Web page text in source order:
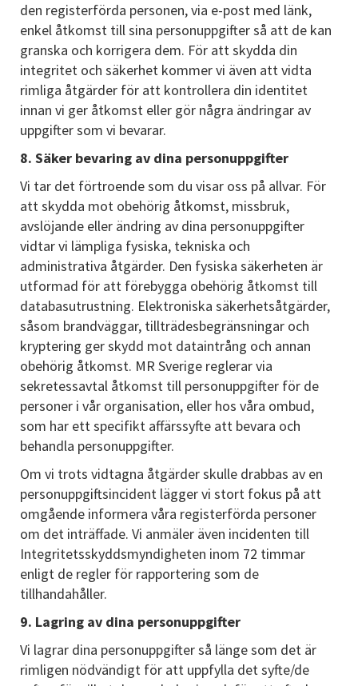
den registerförda personen, via e-post med länk,
enkel åtkomst till sina personuppgifter så att de kan
granska och korrigera dem. För att skydda din
integritet och säkerhet kommer vi även att vidta
rimliga åtgärder för att kontrollera din identitet
innan vi ger åtkomst eller gör några ändringar av
uppgifter som vi bevarar.
8. Säker bevaring av dina personuppgifter
Vi tar det förtroende som du visar oss på allvar. För
att skydda mot obehörig åtkomst, missbruk,
avslöjande eller ändring av dina personuppgifter
vidtar vi lämpliga fysiska, tekniska och
administrativa åtgärder. Den fysiska säkerheten är
utformad för att förebygga obehörig åtkomst till
databasutrustning. Elektroniska säkerhetsåtgärder,
såsom brandväggar, tillträdesbegränsningar och
kryptering ger skydd mot dataintrång och annan
obehörig åtkomst. MR Sverige reglerar via
sekretessavtal åtkomst till personuppgifter för de
personer i vår organisation, eller hos våra ombud,
som har ett specifikt affärssyfte att bevara och
behandla personuppgifter.
Om vi trots vidtagna åtgärder skulle drabbas av en
personuppgiftsincident lägger vi stort fokus på att
omgående informera våra registerförda personer
om det inträffade. Vi anmäler även incidenten till
Integritetsskyddsmyndigheten inom 72 timmar
enligt de regler för rapportering som de
tillhandahåller.
9. Lagring av dina personuppgifter
Vi lagrar dina personuppgifter så länge som det är
rimligen nödvändigt för att uppfylla det syfte/de